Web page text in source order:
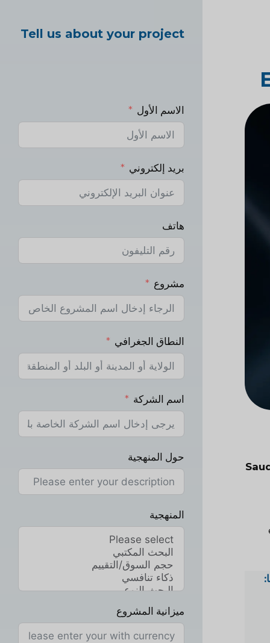
Tell us about your project
الاسم الأول
بريد إلكتروني
هاتف
مشروع
النطاق الجغرافي
اسم الشركة
حول المنهجية
المنهجية
ميزانية المشروع